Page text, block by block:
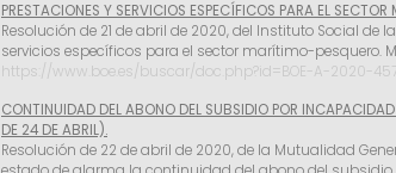
PRESTACIONES Y SERVICIOS ESPECÍFICOS PARA EL
Resolución de 21 de abril de 2020, del Instituto Social
servicios específicos para el sector marítimo-pesquero.
https://www.boe.es/buscar/doc.php?id=BOE-A-2020-
CONTINUIDAD DEL ABONO DEL SUBSIDIO POR
DE 24 DE ABRIL).
Resolución de 22 de abril de 2020, de la Mutualidad